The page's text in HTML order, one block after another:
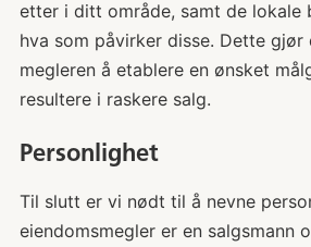
etter i ditt område, samt de lokale
hva som påvirker disse. Dette
megleren å etablere en ønsket
resultere i raskere salg.
Personlighet
Til slutt er vi nødt til å nevne
eiendomsmegler er en salgsmann